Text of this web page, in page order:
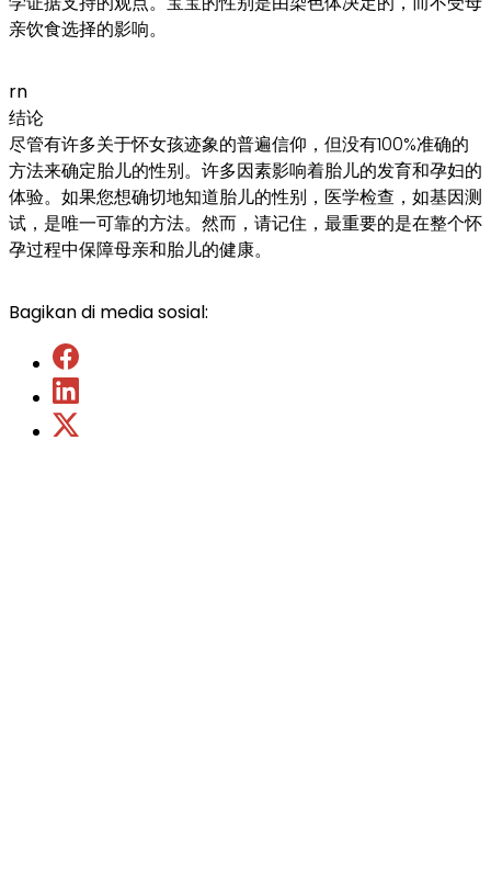
亲饮食选择的影响。
rn
结论
尽管有许多关于怀女孩迹象的普遍信仰，但没有100%准确的
方法来确定胎儿的性别。许多因素影响着胎儿的发育和孕妇的
体验。如果您想确切地知道胎儿的性别，医学检查，如基因测
试，是唯一可靠的方法。然而，请记住，最重要的是在整个怀
孕过程中保障母亲和胎儿的健康。
Bagikan di media sosial: